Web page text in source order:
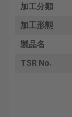
加工分類
加工形態
製品名
TSR No.